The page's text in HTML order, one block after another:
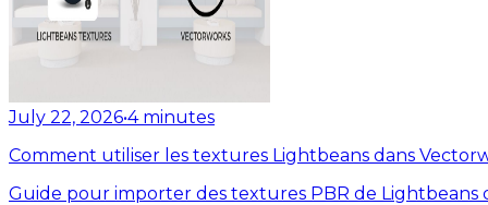
July 22, 2026•4 minutes
Comment utiliser les textures Lightbeans dans
Guide pour importer des textures PBR de Lightbeans